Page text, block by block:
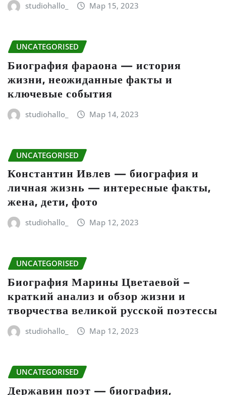
studiohallo_ Мар 15, 2023
UNCATEGORISED
Биография фараона — история
жизни, неожиданные факты и
ключевые события
studiohallo_ Мар 14, 2023
UNCATEGORISED
Константин Ивлев — биография и
личная жизнь — интересные факты,
жена, дети, фото
studiohallo_ Мар 12, 2023
UNCATEGORISED
Биография Марины Цветаевой –
краткий анализ и обзор жизни и
творчества великой русской поэтессы
studiohallo_ Мар 12, 2023
UNCATEGORISED
Державин поэт — биография,